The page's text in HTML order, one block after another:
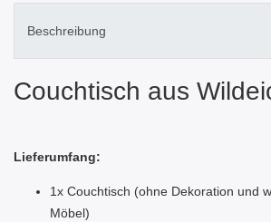
Beschreibung
Couchtisch aus
Lieferumfang:
1x Couchtisch (ohne Dekoration und
Möbel)